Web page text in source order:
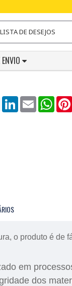
LISTA DE DESEJOS
TwitterLinkedInEmail
o produto é de
em
dos